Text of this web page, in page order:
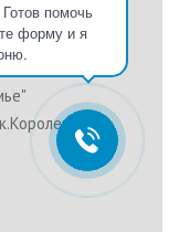
помочь
форму и я
17Б